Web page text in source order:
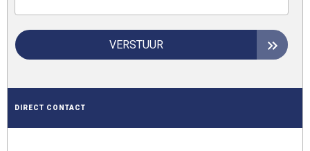
VERSTUUR
DIRECT CONTACT